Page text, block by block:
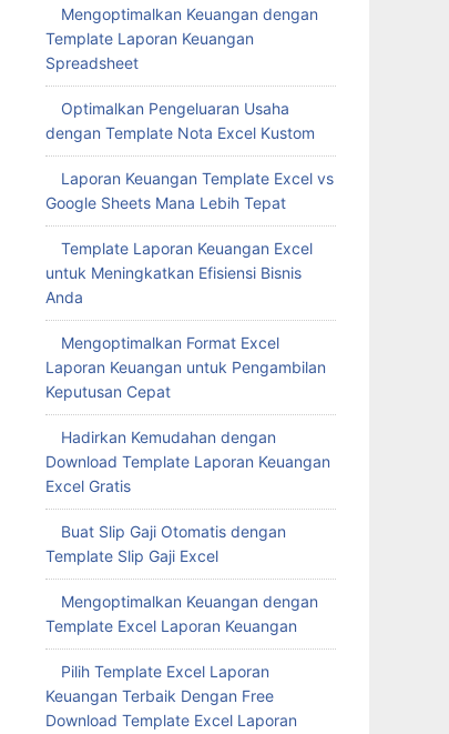
Mengoptimalkan Keuangan dengan
Template Laporan Keuangan
Spreadsheet
Optimalkan Pengeluaran Usaha
dengan Template Nota Excel Kustom
Laporan Keuangan Template Excel vs
Google Sheets Mana Lebih Tepat
Template Laporan Keuangan Excel
untuk Meningkatkan Efisiensi Bisnis
Anda
Mengoptimalkan Format Excel
Laporan Keuangan untuk Pengambilan
Keputusan Cepat
Hadirkan Kemudahan dengan
Download Template Laporan Keuangan
Excel Gratis
Buat Slip Gaji Otomatis dengan
Template Slip Gaji Excel
Mengoptimalkan Keuangan dengan
Template Excel Laporan Keuangan
Pilih Template Excel Laporan
Keuangan Terbaik Dengan Free
Download Template Excel Laporan